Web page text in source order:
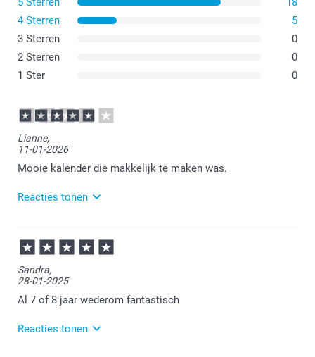
4 Sterren
5
3 Sterren
0
2 Sterren
0
1 Ster
0
Lianne,
11-01-2026
Mooie kalender die makkelijk te maken was.
Reacties tonen
12-01-2026
11:21
Dat is goed om te lezen.
Veel plezier van de kalender.
Sandra,
28-01-2025
Al 7 of 8 jaar wederom fantastisch
Reacties tonen